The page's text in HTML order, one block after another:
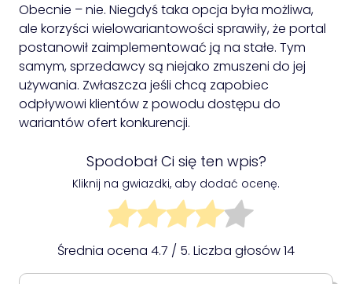
Obecnie – nie. Niegdyś taka opcja była możliwa,
ale korzyści wielowariantowości sprawiły, że portal
postanowił zaimplementować ją na stałe. Tym
samym, sprzedawcy są niejako zmuszeni do jej
używania. Zwłaszcza jeśli chcą zapobiec
odpływowi klientów z powodu dostępu do
wariantów ofert konkurencji.
Spodobał Ci się ten wpis?
Kliknij na gwiazdki, aby dodać ocenę.
Średnia ocena 4.7 / 5. Liczba głosów14